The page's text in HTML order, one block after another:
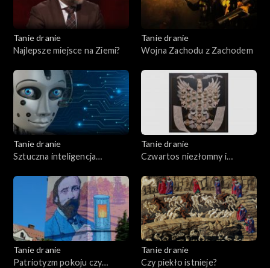
Tanie dranie
Najlepsze miejsce na Ziemi?
Tanie dranie
Wojna Zachodu z Zachodem
Tanie dranie
Sztuczna inteligencja
Tanie dranie
Czwartos niezłomny i
Tanie dranie
Patriotyzm pokoju czy
Tanie dranie
Czy piekło istnieje?